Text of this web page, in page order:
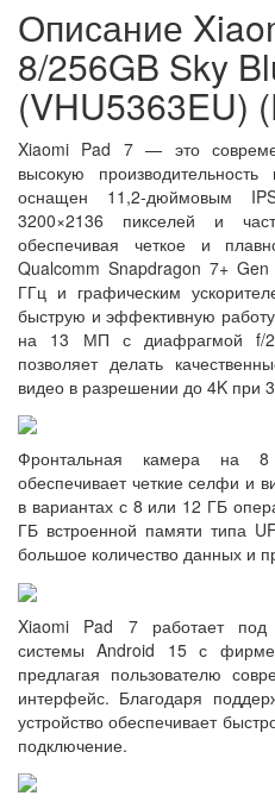
Описание
8/256GB Sky
(VHU5363EU)
Xiaomi Pad 7 — это
высокую
оснащен 11,2-дюймовым
3200×2136 пикселей и
обеспечивая четкое и
Qualcomm Snapdragon 7+
ГГц и графическим
быструю и эффективную
на 13 МП с диафрагмой f/
позволяет делать
видео в разрешении до 4K при
Фронтальная камера
обеспечивает четкие селфи и
в вариантах с 8 или 12 ГБ
ГБ встроенной памяти типа
большое количество данных и
Xiaomi Pad 7 работает под
системы Android 15 с
предлагая пользователю
интерфейс. Благодаря
устройство обеспечивает
подключение.